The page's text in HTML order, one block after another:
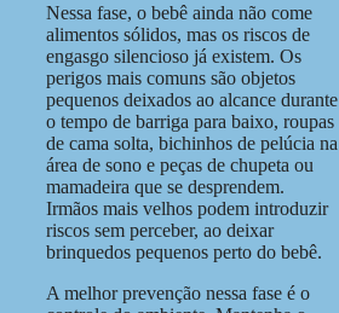
Nessa fase, o bebê ainda não come
alimentos sólidos, mas os riscos de
engasgo silencioso já existem. Os
perigos mais comuns são objetos
pequenos deixados ao alcance durante
o tempo de barriga para baixo, roupas
de cama solta, bichinhos de pelúcia na
área de sono e peças de chupeta ou
mamadeira que se desprendem.
Irmãos mais velhos podem introduzir
riscos sem perceber, ao deixar
brinquedos pequenos perto do bebê.
A melhor prevenção nessa fase é o